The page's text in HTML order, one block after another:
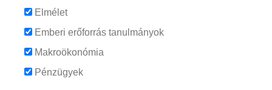
Elmélet
Emberi erőforrás tanulmányok
Makroökonómia
Pénzügyek